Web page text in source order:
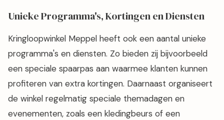
Unieke Programma's, Kortingen en Diensten
Kringloopwinkel Meppel heeft ook een aantal unieke
programma's en diensten. Zo bieden zij bijvoorbeeld
een speciale spaarpas aan waarmee klanten kunnen
profiteren van extra kortingen. Daarnaast organiseert
de winkel regelmatig speciale themadagen en
evenementen, zoals een kledingbeurs of een